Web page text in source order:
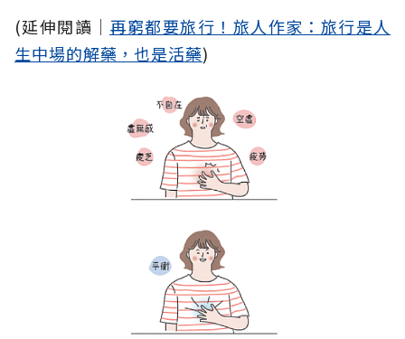
(延伸閱讀│ 再窮都要旅行！旅人作家：旅行是人
生中場的解藥，也是活藥)